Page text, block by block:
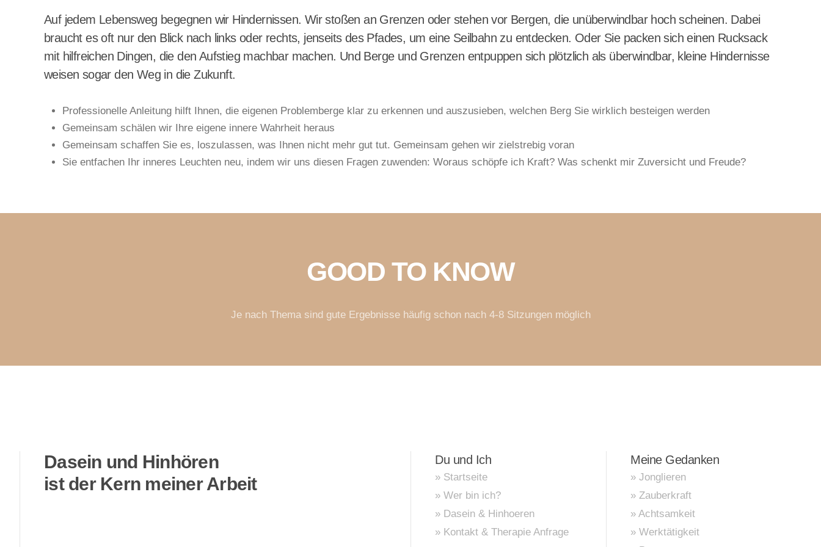
Auf jedem Lebensweg begegnen wir Hindernissen. Wir stoßen an Grenzen oder stehen vor Bergen, die unüberwindbar hoch scheinen. Dabei
braucht es oft nur den Blick nach links oder rechts, jenseits des Pfades, um eine Seilbahn zu entdecken. Oder Sie packen sich einen Rucksack
mit hilfreichen Dingen, die den Aufstieg machbar machen. Und Berge und Grenzen entpuppen sich plötzlich als überwindbar, kleine Hindernisse
weisen sogar den Weg in die Zukunft.
Professionelle Anleitung hilft Ihnen, die eigenen Problemberge klar zu erkennen und auszusieben, welchen Berg Sie wirklich besteigen werden
Gemeinsam schälen wir Ihre eigene innere Wahrheit heraus
Gemeinsam schaffen Sie es, loszulassen, was Ihnen nicht mehr gut tut. Gemeinsam gehen wir zielstrebig voran
Sie entfachen Ihr inneres Leuchten neu, indem wir uns diesen Fragen zuwenden: Woraus schöpfe ich Kraft? Was schenkt mir Zuversicht und Freude?
GOOD TO KNOW
Je nach Thema sind gute Ergebnisse häufig schon nach 4-8 Sitzungen möglich
Dasein und Hinhören
ist der Kern meiner Arbeit
Du und Ich
» Startseite
» Wer bin ich?
» Dasein & Hinhoeren
» Kontakt & Therapie Anfrage
Meine Gedanken
» Jonglieren
» Zauberkraft
» Achtsamkeit
» Werktätigkeit